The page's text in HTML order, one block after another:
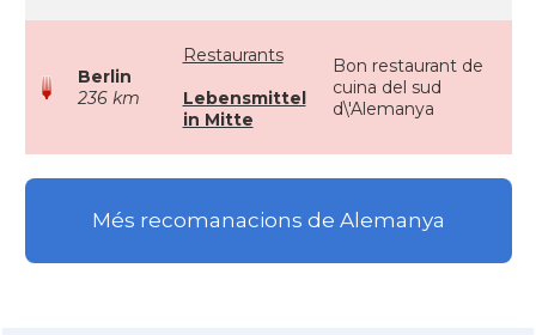
Berlin
236 km
Restaurants
Lebensmittel
in Mitte
Bon restaurant de
cuina del sud
d\'Alemanya
Més recomanacions de Alemanya